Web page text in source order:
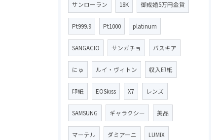
サンローラン 18K 御成婚5万円金貨
Pt999.9 Pt1000 platinum
SANGACIO サンガチョ バスキア
にゅ ルイ・ヴィトン 収入印紙
印紙 EOSkiss X7 レンズ
SAMSUNG ギャラクシー 美品
マーテル ダミアーニ LUMIX